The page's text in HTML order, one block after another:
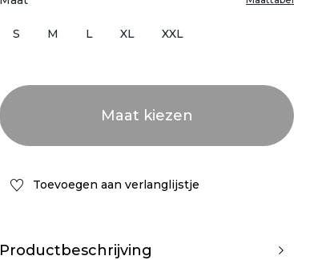
S M L XL XXL
Toevoegen aan verlanglijstje
Productbeschrijving